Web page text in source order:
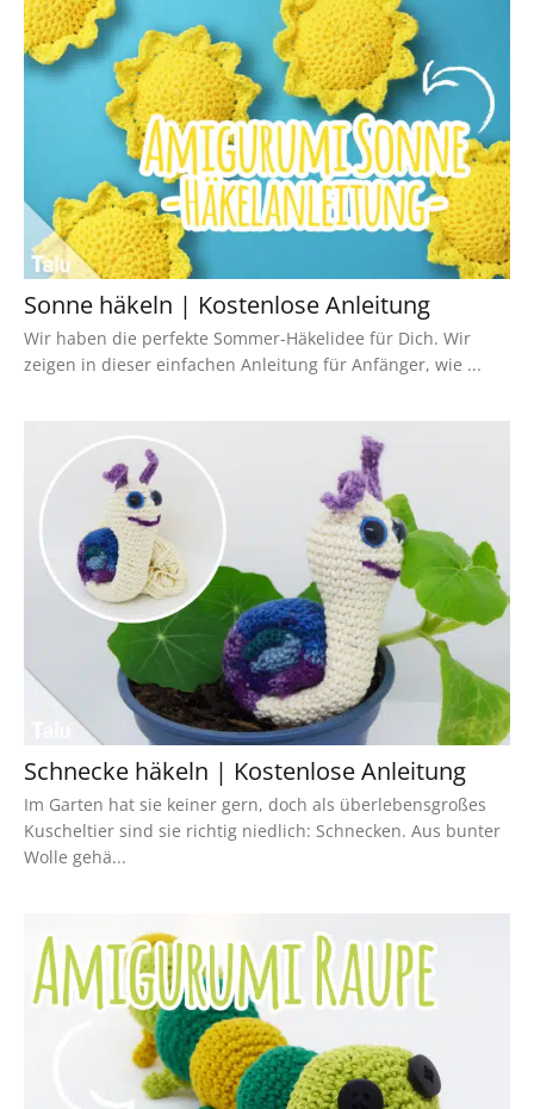
Sonne häkeln | Kostenlose Anleitung
Wir haben die perfekte Sommer-Häkelidee für Dich. Wir
zeigen in dieser einfachen Anleitung für Anfänger, wie ...
Schnecke häkeln | Kostenlose Anleitung
Im Garten hat sie keiner gern, doch als überlebensgroßes
Kuscheltier sind sie richtig niedlich: Schnecken. Aus bunter
Wolle gehä...